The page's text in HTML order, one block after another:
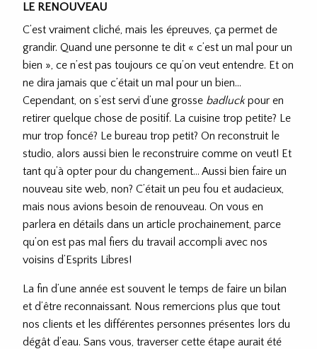
LE RENOUVEAU
C’est vraiment cliché, mais les épreuves, ça permet de
grandir. Quand une personne te dit « c’est un mal pour un
bien », ce n’est pas toujours ce qu’on veut entendre. Et on
ne dira jamais que c’était un mal pour un bien…
Cependant, on s’est servi d’une grosse badluckpour en
retirer quelque chose de positif. La cuisine trop petite? Le
mur trop foncé? Le bureau trop petit? On reconstruit le
studio, alors aussi bien le reconstruire comme on veut! Et
tant qu’à opter pour du changement… Aussi bien faire un
nouveau site web, non? C’était un peu fou et audacieux,
mais nous avions besoin de renouveau. On vous en
parlera en détails dans un article prochainement, parce
qu’on est pas mal fiers du travail accompli avec nos
voisins d’Esprits Libres!
La fin d’une année est souvent le temps de faire un bilan
et d’être reconnaissant. Nous remercions plus que tout
nos clients et les différentes personnes présentes lors du
dégât d’eau. Sans vous, traverser cette étape aurait été